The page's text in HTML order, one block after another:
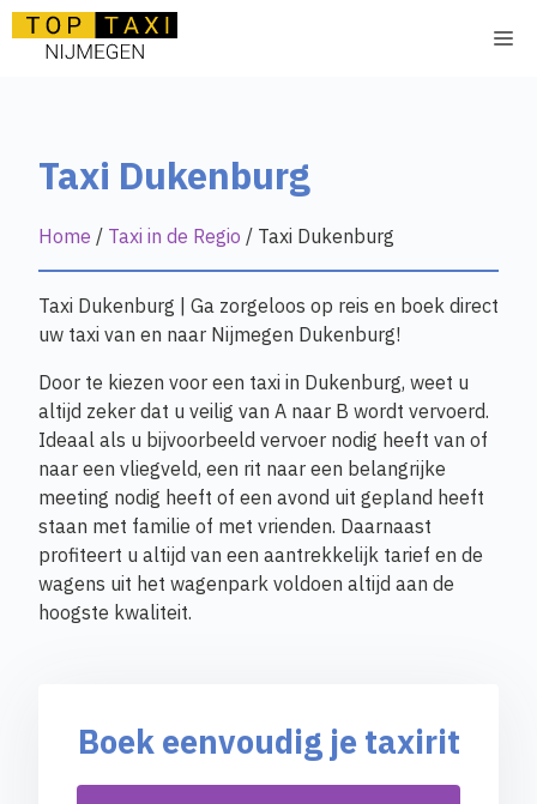
Ga
naar
Taxi Dukenburg
Home / Taxi in de Regio / Taxi Dukenburg
Taxi Dukenburg | Ga zorgeloos op reis en boek direct
uw taxi van en naar Nijmegen Dukenburg!
Door te kiezen voor een taxi in Dukenburg, weet u
altijd zeker dat u veilig van A naar B wordt vervoerd.
Ideaal als u bijvoorbeeld vervoer nodig heeft van of
naar een vliegveld, een rit naar een belangrijke
meeting nodig heeft of een avond uit gepland heeft
staan met familie of met vrienden. Daarnaast
profiteert u altijd van een aantrekkelijk tarief en de
wagens uit het wagenpark voldoen altijd aan de
hoogste kwaliteit.
Boek eenvoudig je taxirit